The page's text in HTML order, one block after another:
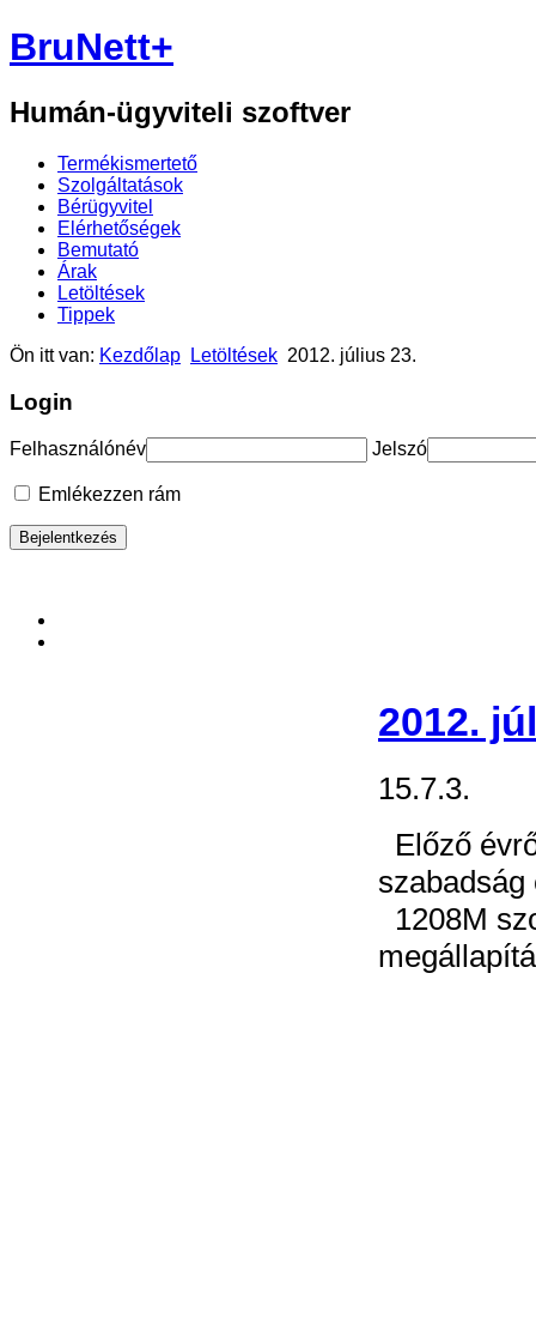
BruNett+
Humán-ügyviteli szoftver
Termékismertető
Szolgáltatások
Bérügyvitel
Elérhetőségek
Bemutató
Árak
Letöltések
Tippek
Ön itt van: Kezdőlap Letöltések 2012. július 23.
Login
Felhasználónév Jelszó
Emlékezzen rám
2012.
15.7.3.
Előző
szabadság
1208M